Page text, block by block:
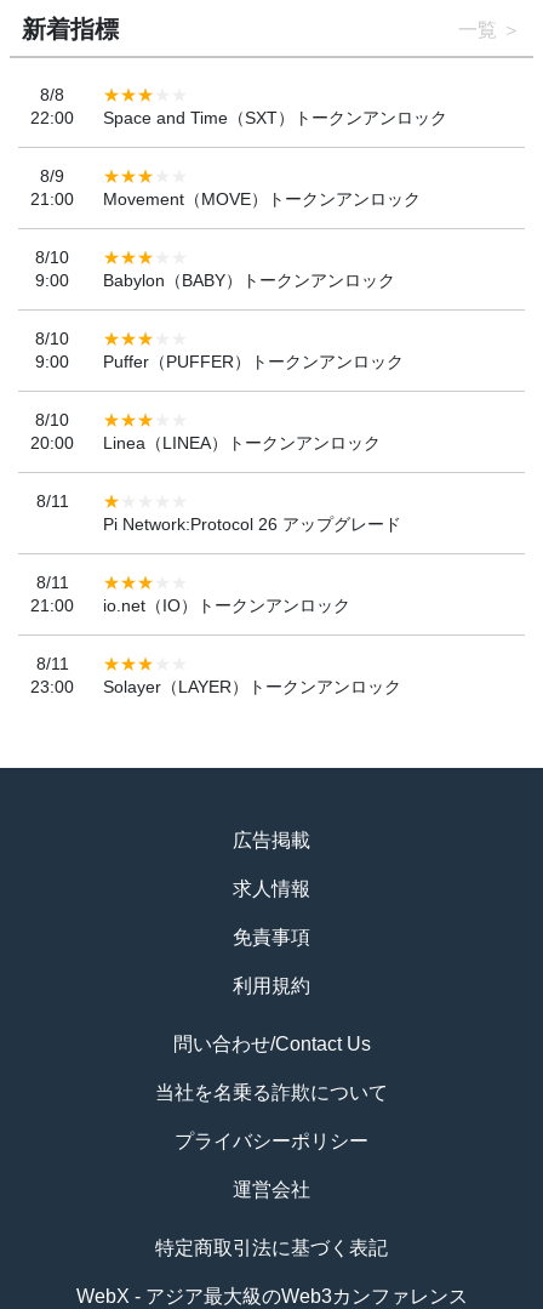
新着指標 一覧
8/8
22:00
Space and Time（SXT）トークンアンロック
8/9
21:00
Movement（MOVE）トークンアンロック
8/10
9:00
Babylon（BABY）トークンアンロック
8/10
9:00
Puffer（PUFFER）トークンアンロック
8/10
20:00
Linea（LINEA）トークンアンロック
8/11
Pi Network:Protocol 26 アップグレード
8/11
21:00
io.net（IO）トークンアンロック
8/11
23:00
Solayer（LAYER）トークンアンロック
広告掲載
求人情報
免責事項
利用規約
問い合わせ/Contact Us
当社を名乗る詐欺について
プライバシーポリシー
運営会社
特定商取引法に基づく表記
WebX - アジア最大級のWeb3カンファレンス